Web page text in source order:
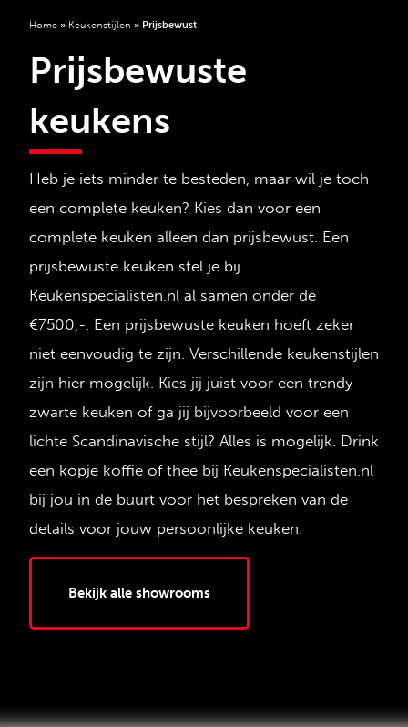
Home » Keukenstijlen » Prijsbewust
Prijsbewuste
keukens
Heb je iets minder te besteden, maar wil je toch
een complete keuken? Kies dan voor een
complete keuken alleen dan prijsbewust. Een
prijsbewuste keuken stel je bij
Keukenspecialisten.nl al samen onder de
€7500,-. Een prijsbewuste keuken hoeft zeker
niet eenvoudig te zijn. Verschillende keukenstijlen
zijn hier mogelijk. Kies jij juist voor een trendy
zwarte keuken of ga jij bijvoorbeeld voor een
lichte Scandinavische stijl? Alles is mogelijk. Drink
een kopje koffie of thee bij Keukenspecialisten.nl
bij jou in de buurt voor het bespreken van de
details voor jouw persoonlijke keuken.
Bekijk alle showrooms